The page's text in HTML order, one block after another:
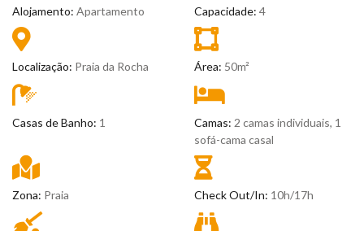
Alojamento: Apartamento Capacidade: 4
Localização: Praia da Rocha Área: 50m²
Casas de Banho: 1 Camas: 2 camas individuais, 1
sofá-cama casal
Zona: Praia Check Out/In: 10h/17h